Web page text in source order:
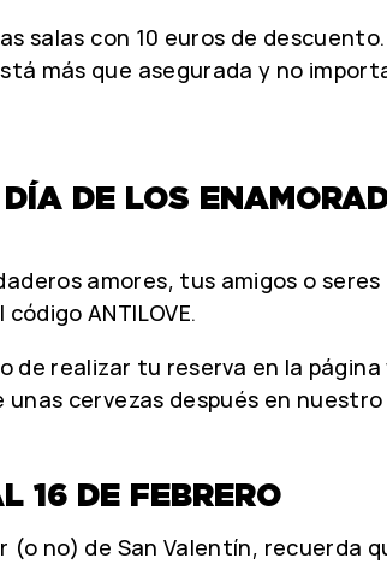
salas con 10 euros de
más que asegurada y no
DE LOS
amores, tus amigos o
ANTILOVE.
de realizar tu reserva en la
cervezas después en nuestro
16 DE FEBRERO
no) de San Valentín, recuerda